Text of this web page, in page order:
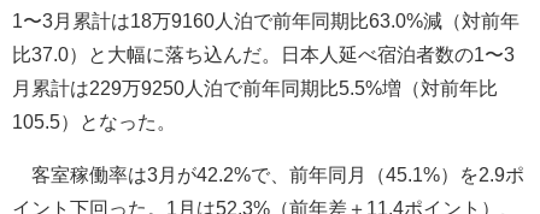
1〜3月累計は18万9160人泊で前年同期比63.0%減（対前年
比37.0）と大幅に落ち込んだ。日本人延べ宿泊者数の1〜3
月累計は229万9250人泊で前年同期比5.5%増（対前年比
105.5）となった。
客室稼働率は3月が42.2%で、前年同月（45.1%）を2.9ポ
イント下回った。1月は52.3%（前年差＋11.4ポイント）、